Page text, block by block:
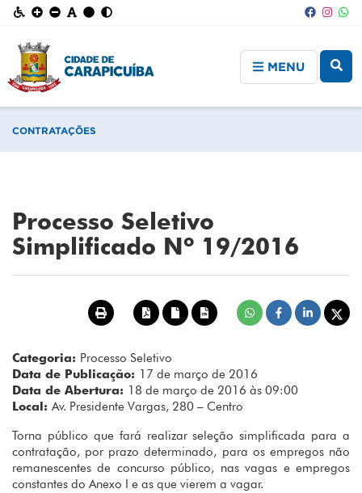
MENU
CONTRATAÇÕES
Processo Seletivo
Simplificado Nº 19/2016
Categoria: Processo Seletivo
Data de Publicação: 17 de março de 2016
Data de Abertura: 18 de março de 2016 às 09:00
Local: Av. Presidente Vargas, 280 – Centro
Torna público que fará realizar seleção simplificada para a
contratação, por prazo determinado, para os empregos não
remanescentes de concurso público, nas vagas e empregos
constantes do Anexo I e as que vierem a vagar.